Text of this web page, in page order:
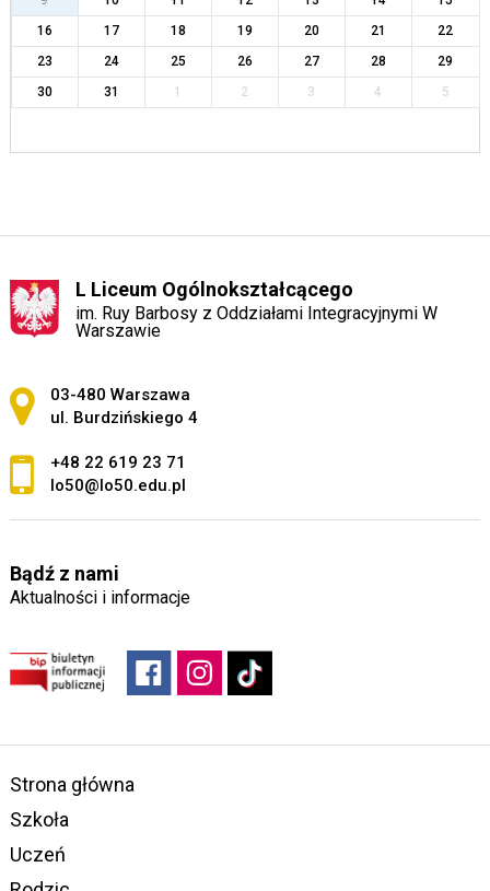
16
17 18 19 20 21
22
23
24 25 26 27 28
29
30
31 1 2 3 4 5
L Liceum Ogólnokształcącego
im. Ruy Barbosy z Oddziałami Integracyjnymi W
Warszawie
Adres pocztowy:
03-480 Warszawa
ul. Burdzińskiego 4
+48 22 619 23 71
lo50@lo50.edu.pl
Bądź z nami
Aktualności i informacje
Strona główna
Szkoła
Uczeń